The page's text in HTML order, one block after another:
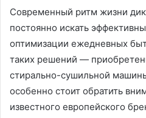
Современный ритм жизни
постоянно искать
оптимизации ежедневных
таких решений —
стирально-сушильной
особенно стоит обратить
известного европейского